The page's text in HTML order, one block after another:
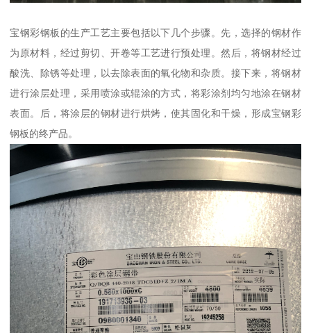
宝钢彩钢板的生产工艺主要包括以下几个步骤。先，选择的钢材作
为原材料，经过剪切、开卷等工艺进行预处理。然后，将钢材经过
酸洗、除锈等处理，以去除表面的氧化物和杂质。接下来，将钢材
进行涂层处理，采用喷涂或辊涂的方式，将彩涂剂均匀地涂在钢材
表面。后，将涂层的钢材进行烘烤，使其固化和干燥，形成宝钢彩
钢板的终产品。